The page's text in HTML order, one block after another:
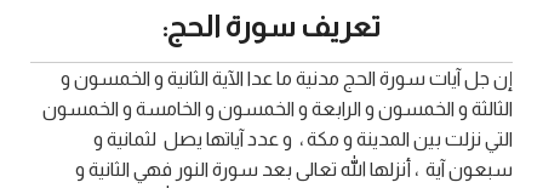
تعريف سورة الحج:
إن جل آيات سورة الحج مدنية ما عدا الآية الثانية و الخمسون و
الثالثة و الخمسون و الرابعة و الخمسون و الخامسة و الخمسون
التي نزلت بين المدينة و مكة ، و عدد آياتها يصل لثمانية و
سبعون آية ، أنزلها الله تعالى بعد سورة النور فهي الثانية و